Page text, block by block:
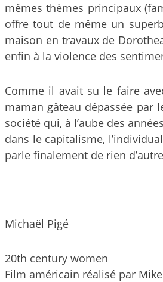
mêmes thèmes principaux
offre tout de même un
maison en travaux de
enfin à la violence des
Comme il avait su le faire
maman gâteau dépassée par
société qui, à l’aube des
dans le capitalisme,
parle finalement de rien
Michaël Pigé
20th century women
Film américain réalisé par